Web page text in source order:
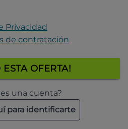
Privacidad
de contratación
ESTA OFERTA!
una cuenta?
para identificarte